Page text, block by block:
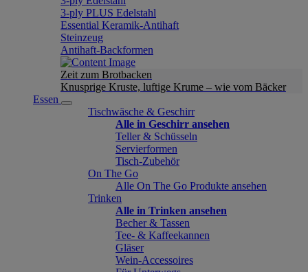
3-ply PLUS Edelstahl
Essential Keramik-Antihaft
Steinzeug
Antihaft-Backformen
Zeit zum Brotbacken
Knusprige Kruste, luftige Krume – wie vom Bäcker
Essen
Tischwäsche & Geschirr
Alle in Geschirr ansehen
Teller & Schüsseln
Servierformen
Tisch-Zubehör
On The Go
Alle On The Go Produkte ansehen
Trinken
Alle in Trinken ansehen
Becher & Tassen
Tee- & Kaffeekannen
Gläser
Wein-Accessoires